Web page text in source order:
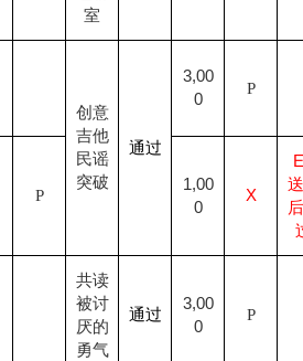
室
创意
吉他
民谣
突破
通过
3,00
0
P
P
1,00
0
X
共读
被讨
厌的
勇气
通过
3,00
0
P